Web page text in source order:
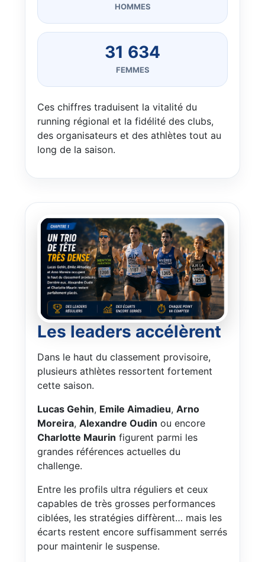
HOMMES
31 634
FEMMES
Ces chiffres traduisent la vitalité du
running régional et la fidélité des clubs,
des organisateurs et des athlètes tout au
long de la saison.
Les leaders accélèrent
Dans le haut du classement provisoire,
plusieurs athlètes ressortent fortement
cette saison.
Lucas Gehin, Emile Aimadieu, Arno
Moreira, Alexandre Oudin ou encore
Charlotte Maurin figurent parmi les
grandes références actuelles du
challenge.
Entre les profils ultra réguliers et ceux
capables de très grosses performances
ciblées, les stratégies diffèrent… mais les
écarts restent encore suffisamment serrés
pour maintenir le suspense.